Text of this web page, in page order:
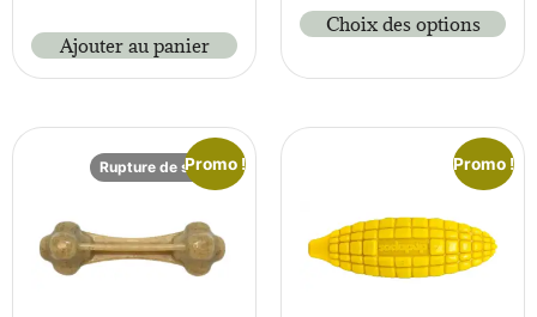
Ajouter au panier
Choix des options
Promo !
Rupture de stock Promo !